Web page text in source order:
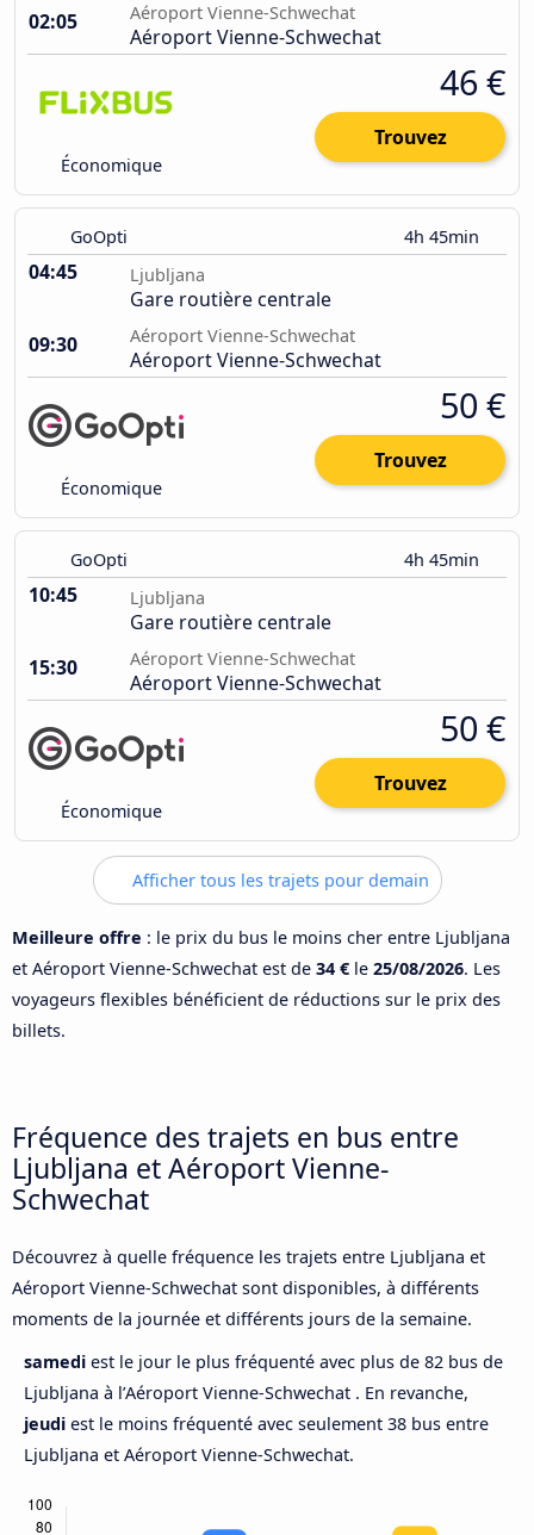
02:05
Aéroport Vienne-Schwechat
Aéroport Vienne-Schwechat
Économique
46 €
Trouvez
GoOpti 4h 45min
04:45 Ljubljana
Gare routière centrale
09:30
Aéroport Vienne-Schwechat
Aéroport Vienne-Schwechat
Économique
50 €
Trouvez
GoOpti 4h 45min
10:45 Ljubljana
Gare routière centrale
15:30
Aéroport Vienne-Schwechat
Aéroport Vienne-Schwechat
Économique
50 €
Trouvez
Afficher tous les trajets pour demain
Meilleure offre : le prix du bus le moins cher entre Ljubljana
et Aéroport Vienne-Schwechat est de 34 € le 25/08/2026. Les
voyageurs flexibles bénéficient de réductions sur le prix des
billets.
Fréquence des trajets en bus entre
Ljubljana et Aéroport Vienne-
Schwechat
Découvrez à quelle fréquence les trajets entre Ljubljana et
Aéroport Vienne-Schwechat sont disponibles, à différents
moments de la journée et différents jours de la semaine.
samedi est le jour le plus fréquenté avec plus de 82 bus de
Ljubljana à l’Aéroport Vienne-Schwechat . En revanche,
jeudi est le moins fréquenté avec seulement 38 bus entre
Ljubljana et Aéroport Vienne-Schwechat.